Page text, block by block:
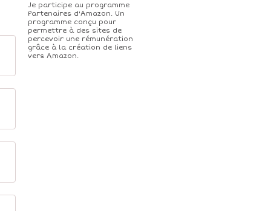
Je participe au programme
Partenaires d'Amazon. Un
programme conçu pour
permettre à des sites de
percevoir une rémunération
grâce à la création de liens
vers Amazon.